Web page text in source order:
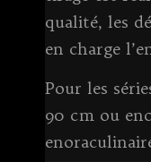
qualité, les
en charge
Pour les
90 cm ou